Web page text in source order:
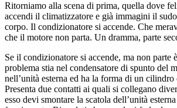
Ritorniamo alla scena di prima, quella dove
accendi il climatizzatore e già immagini il
corpo. Il condizionatore si accende. Che
che il motore non parta. Un dramma, parte
Se il condizionatore si accende, ma non parte
problema stia nel condensatore di spunto del
nell’unità esterna ed ha la forma di un
Presenta due contatti ai quali si collegano
esso devi smontare la scatola dell’unità